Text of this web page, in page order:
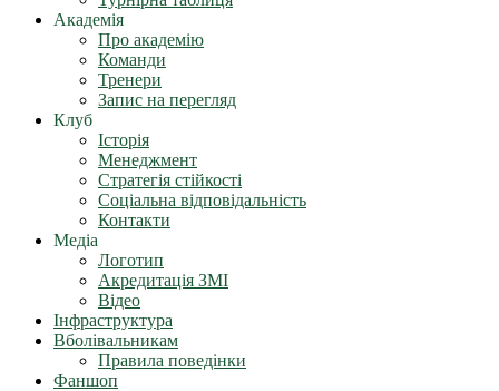
Академія
Про академію
Команди
Тренери
Запис на перегляд
Клуб
Історія
Менеджмент
Стратегія стійкості
Соціальна відповідальність
Контакти
Медіа
Логотип
Акредитація ЗМІ
Відео
Інфраструктура
Вболівальникам
Правила поведінки
Фаншоп